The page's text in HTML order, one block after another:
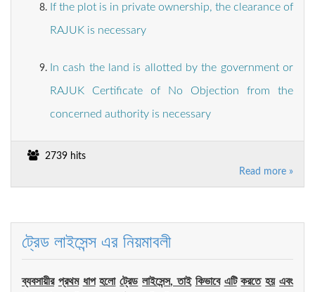
If the plot is in private ownership, the clearance of
RAJUK is necessary
In cash the land is allotted by the government or
RAJUK Certificate of No Objection from the
concerned authority is necessary
2739 hits
Read more »
ট্রেড লাইসেন্স এর নিয়মাবলী
ব্যবসায়ীর প্রথম ধাপ হলো ট্রেড লাইসেন্স,তাই কিভাবে এটি করতে হয় এবং